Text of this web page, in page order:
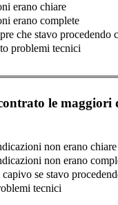
erano chiare
erano complete
che stavo procedendo
problemi tecnici
le maggiori
non erano chiare
non erano
se stavo
tecnici